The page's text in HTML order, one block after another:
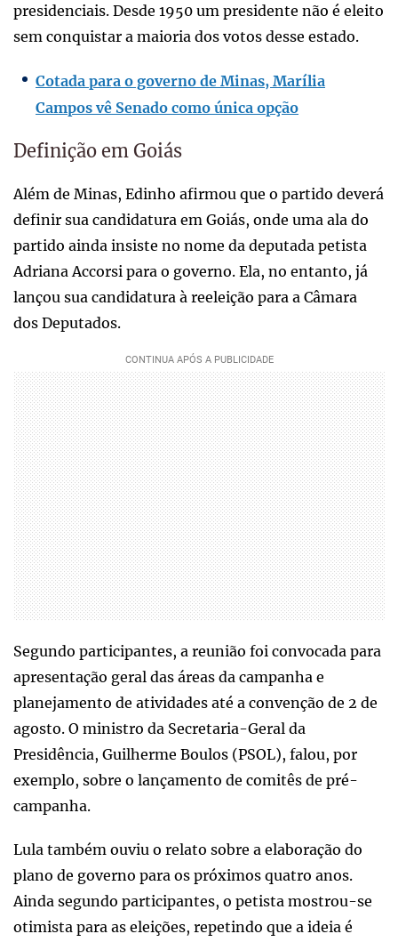
presidenciais. Desde 1950 um presidente não é eleito
sem conquistar a maioria dos votos desse estado.
Cotada para o governo de Minas, Marília
Campos vê Senado como única opção
Definição em Goiás
Além de Minas, Edinho afirmou que o partido deverá
definir sua candidatura em Goiás, onde uma ala do
partido ainda insiste no nome da deputada petista
Adriana Accorsi para o governo. Ela, no entanto, já
lançou sua candidatura à reeleição para a Câmara
dos Deputados.
Segundo participantes, a reunião foi convocada para
apresentação geral das áreas da campanha e
planejamento de atividades até a convenção de 2 de
agosto. O ministro da Secretaria-Geral da
Presidência, Guilherme Boulos (PSOL), falou, por
exemplo, sobre o lançamento de comitês de pré-
campanha.
Lula também ouviu o relato sobre a elaboração do
plano de governo para os próximos quatro anos.
Ainda segundo participantes, o petista mostrou-se
otimista para as eleições, repetindo que a ideia é